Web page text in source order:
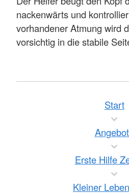
nackenwärts und
vorhandener Atmung wird
vorsichtig in die stabile
Start
Erste Hilfe
Kleiner